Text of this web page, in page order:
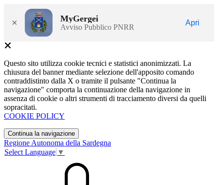
× MyGergei
Avviso Pubblico PNRR
Apri
Questo sito utilizza cookie tecnici e statistici anonimizzati. La
chiusura del banner mediante selezione dell'apposito comando
contraddistinto dalla X o tramite il pulsante "Continua la
navigazione" comporta la continuazione della navigazione in
assenza di cookie o altri strumenti di tracciamento diversi da quelli
sopracitati.
COOKIE POLICY
Continua la navigazione
Regione Autonoma della Sardegna
Select Language ▼